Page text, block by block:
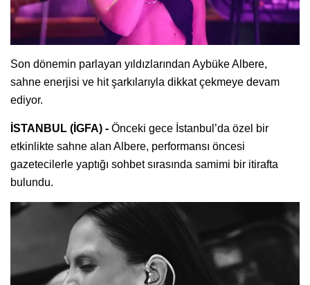
Son dönemin parlayan yıldızlarından Aybüke Albere,
sahne enerjisi ve hit şarkılarıyla dikkat çekmeye devam
ediyor.
İSTANBUL (İGFA) - Önceki gece İstanbul’da özel bir
etkinlikte sahne alan Albere, performansı öncesi
gazetecilerle yaptığı sohbet sırasında samimi bir itirafta
bulundu.